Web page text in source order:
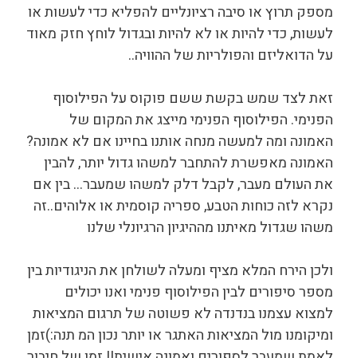
מספק תרוץ או סיבה רציונליים להפליא כדי לעשות או
לעשות, כדי להיות או לא להיות ובגדול לוחץ חזק מאוד
על הדואליזם והפולריות של ההוויה..
זאת לצד שמש בקשת ששם פוקוס על הפילוסוף
הפנימי. הפילוסוף הפנימי מייצג את המקום של
האמונה ומה למעשה מנחה אותנו בחיינו אם לא אמונה?
האמונה מאפשרת להתחבר למשהו גדול יותר, להבין
את העולם מעבר, לקבל דלק למשהו שמעבר… בין אם
נקרא לזה כוחות הטבע, ספריה קוסמית או אלוהים..זה
משהו שגדול מאיתנו מההיגיון הרגיונלי שלנו
ולכן הירח המלא מציף ומעלה לשולחן את הניגודיות בין
מספר סיפורים לבין הפילוסוף פנימי ואנו יכולים
למצוא עצמנו בנדנדה לא פשוטה של תרגום המציאות
ומיקומנו מול המציאות האתגר או יותר נכון המ תנה:)זמן